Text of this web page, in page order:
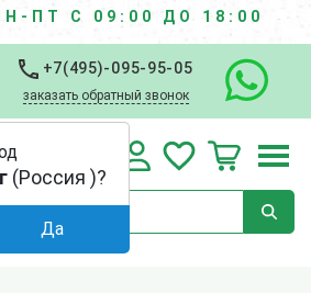
ПТ С 09:00 ДО 18:00
+7(495)-095-95-05
заказать обратный звонок
(Россия )?
Да